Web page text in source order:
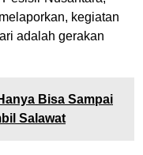
kegiatan
adalah gerakan
Bisa Sampai
Salawat